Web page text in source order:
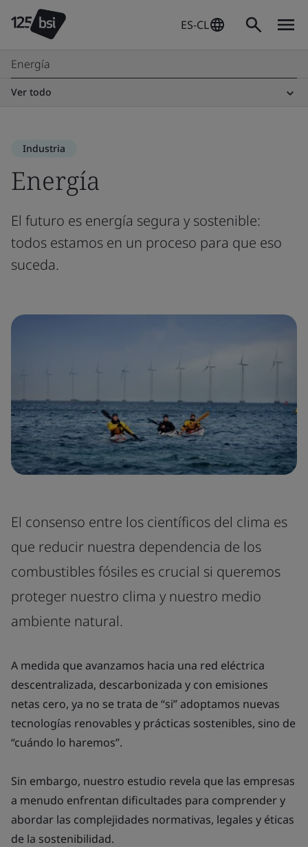
ES-CL
Energía
Ver todo
Industria
Energía
El futuro es energía segura y sostenible:
todos estamos en un proceso para que eso
suceda.
El consenso entre los científicos del clima es
que reducir nuestra dependencia de los
combustibles fósiles es crucial si queremos
proteger nuestro clima y nuestro medio
ambiente natural.
A medida que avanzamos hacia una red eléctrica
descentralizada, descarbonizada y con emisiones
netas cero, ya no se trata de “si” adoptamos nuevas
tecnologías renovables y prácticas sostenibles, sino de
“cuándo lo haremos”.
Sin embargo, nuestro estudio revela que las empresas
a menudo enfrentan dificultades para comprender y
abordar las complejidades normativas, legales y éticas
de la sostenibilidad.